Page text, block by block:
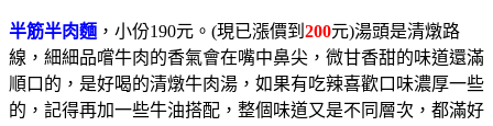
半筋半肉麵 ，小份190元。(現已漲價到 200元)湯頭是清燉路
線，細細品嚐牛肉的香氣會在嘴中鼻尖，微甘香甜的味道還滿
順口的，是好喝的清燉牛肉湯，如果有吃辣喜歡口味濃厚一些
的，記得再加一些牛油搭配，整個味道又是不同層次，都滿好